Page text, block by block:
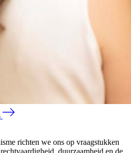
richten we ons op vraagstukken
duurzaamheid en de